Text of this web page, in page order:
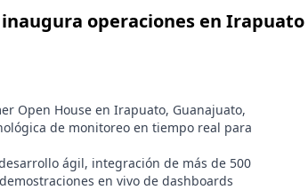
operaciones en Irapuato
Open House en Irapuato, Guanajuato,
de monitoreo en tiempo real para
ágil, integración de más de 500
en vivo de dashboards